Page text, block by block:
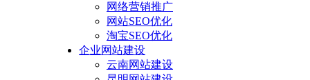
网络营销推广
网站SEO优化
淘宝SEO优化
企业网站建设
云南网站建设